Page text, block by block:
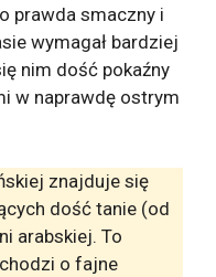
prawda smaczny i
wymagał bardziej
nim dość pokaźny
w naprawdę ostrym
znajduje się
dość tanie (od
arabskiej. To
o fajne